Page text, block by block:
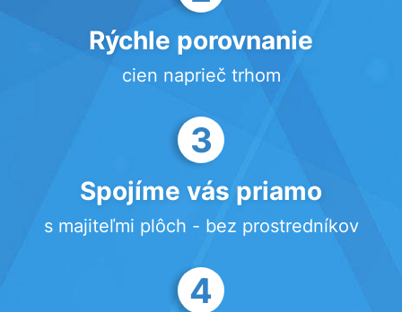
Rýchle porovnanie
cien naprieč trhom
3
Spojíme vás priamo
s majiteľmi plôch - bez prostredníkov
4